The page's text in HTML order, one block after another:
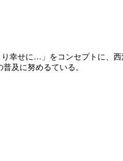
幸せに…」をコンセプトに、
及に努めるている。